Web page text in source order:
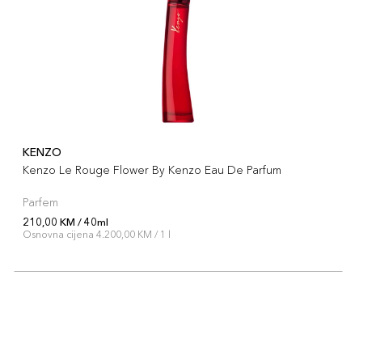
KENZO
Kenzo Le Rouge Flower By Kenzo Eau De Parfum
Parfem
210,00 KM / 40ml
Osnovna cijena 4.200,00 KM / 1 l